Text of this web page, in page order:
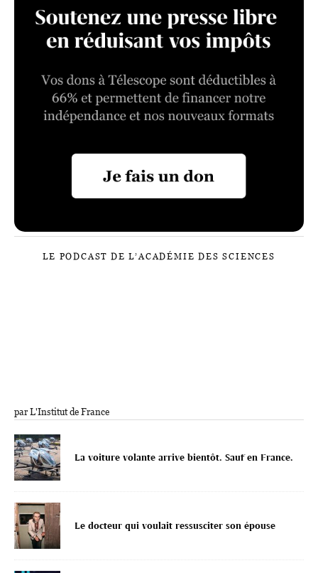
LE PODCAST DE L’ACADÉMIE DES SCIENCES
par L'Institut de France
La voiture volante arrive bientôt. Sauf en France.
Le docteur qui voulait ressusciter son épouse